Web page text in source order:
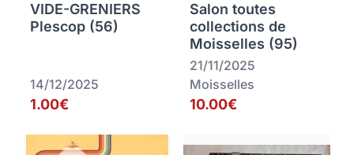
VIDE-GRENIERS
Plescop (56)
14/12/2025
1.00€
Salon toutes
collections de
Moisselles (95)
21/11/2025
Moisselles
10.00€